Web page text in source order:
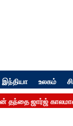
இந்தியா உலகம்